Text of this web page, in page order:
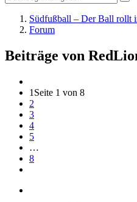
Südfußball – Der Ball rollt
Forum
Beiträge von
1 Seite 1 von 8
2
3
4
5
…
8